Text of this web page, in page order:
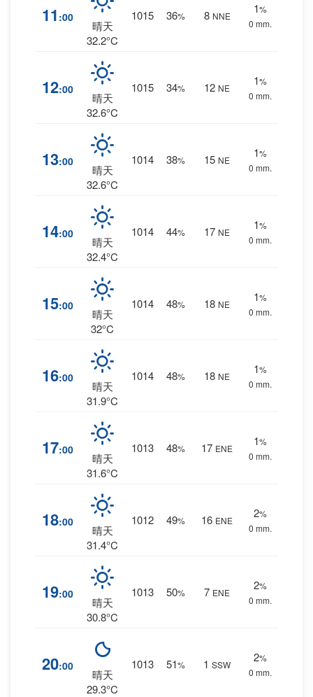
11 :00
晴天
32.2°C
1015 36% 8 NNE
1%
0 mm.
12:00
晴天
32.6°C
1015 34% 12 NE
1%
0 mm.
13:00
晴天
32.6°C
1014 38% 15 NE
1%
0 mm.
14:00
晴天
32.4°C
1014 44% 17 NE
1%
0 mm.
15:00
晴天
32°C
1014 48% 18 NE
1%
0 mm.
16:00
晴天
31.9°C
1014 48% 18 NE
1%
0 mm.
17:00
晴天
31.6°C
1013 48% 17 ENE
1%
0 mm.
18:00
晴天
31.4°C
1012 49% 16 ENE
2%
0 mm.
19:00
晴天
30.8°C
1013 50% 7 ENE
2%
0 mm.
20:00
晴天
29.3°C
1013 51% 1 SSW
2%
0 mm.